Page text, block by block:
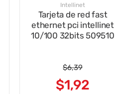
Intellinet
Tarjeta de red fast
ethernet pci intellinet
10/100 32bits 509510
$6,39
$1,92